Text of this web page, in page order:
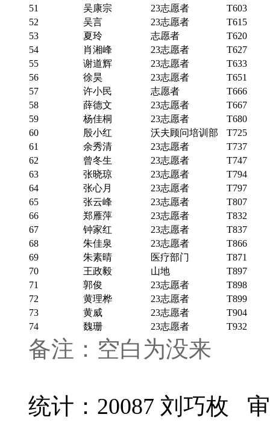
51
吴康宗 23志愿者
T603
52
吴言 23志愿者
T615
53
夏玲 志愿者
T620
54
肖湘峰 23志愿者
T627
55
谢道辉 23志愿者
T633
56
徐昊 23志愿者
T651
57
许小民 志愿者
T666
58
薛德文 23志愿者
T667
59
杨佳桐 23志愿者
T680
60
殷小红 沃夫顾问培训部
T725
61
余秀清 23志愿者
T737
62
曾冬生 23志愿者
T747
63
张晓琼 23志愿者
T794
64
张心月 23志愿者
T797
65
张云峰 23志愿者
T807
66
郑雁萍 23志愿者
T832
67
钟家红 23志愿者
T837
68
朱佳泉 23志愿者
T866
69
朱素晴 医疗部门
T871
70
王政毅 山地
T897
71
郭俊 23志愿者
T898
72
黄理桦 23志愿者
T899
73
黄威 23志愿者
T904
74
魏珊 23志愿者 T932
备注：空白为没来
统计：20087 刘巧枚